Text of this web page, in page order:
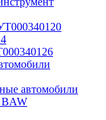
автомобили
BAW